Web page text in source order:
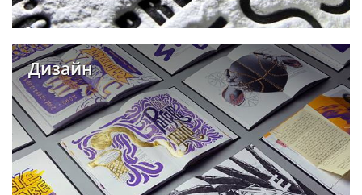
Дизайн